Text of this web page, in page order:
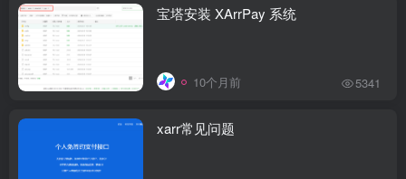
宝塔安装 XArrPay 系统
10个月前 5341
xarr常见问题